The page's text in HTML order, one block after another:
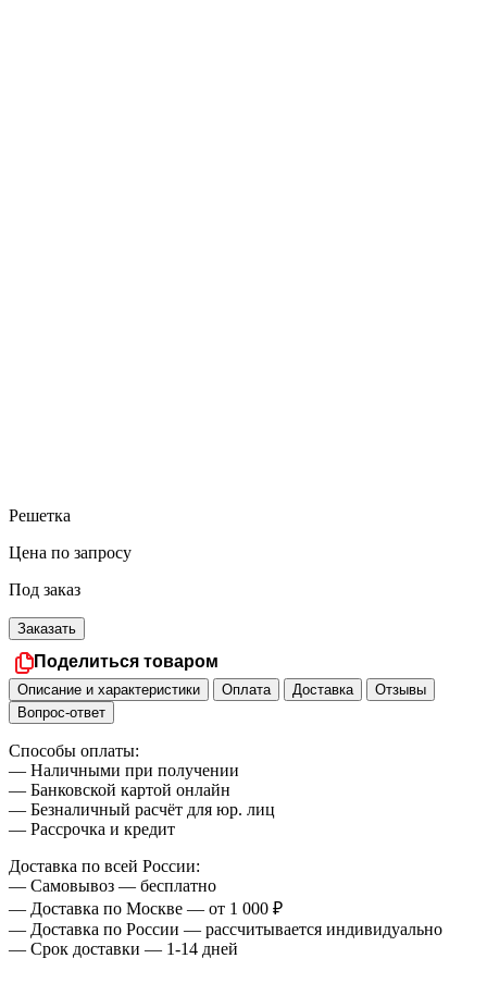
Решетка
Цена по запросу
Под заказ
Заказать
Поделиться товаром
Описание и характеристики Оплата Доставка
Отзывы
Вопрос-ответ
Способы оплаты:
— Наличными при получении
— Банковской картой онлайн
— Безналичный расчёт для юр. лиц
— Рассрочка и кредит
Доставка по всей России:
— Самовывоз — бесплатно
— Доставка по Москве — от 1 000 ₽
— Доставка по России — рассчитывается индивидуально
— Срок доставки — 1-14 дней